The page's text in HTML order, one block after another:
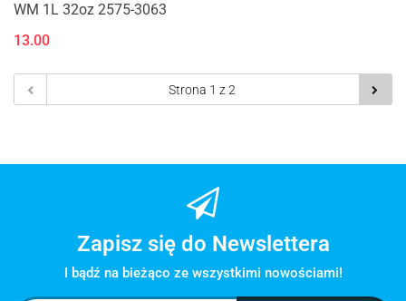
WM 1L 32oz 2575-3063
13.00
Zapisz się do Newslettera
I bądź na bieżąco ze wszystkimi nowościami!